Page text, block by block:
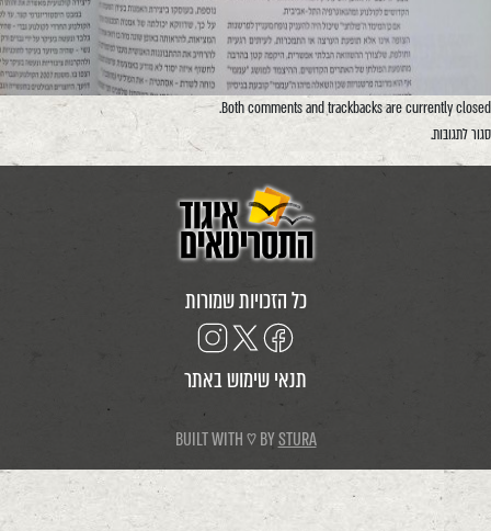
Both comments and trackbacks are currently closed.
סגור לתגובות.
כל הזכויות שמורות
תנאי שימוש באתר
BUILT WITH ♡ BYSTURA